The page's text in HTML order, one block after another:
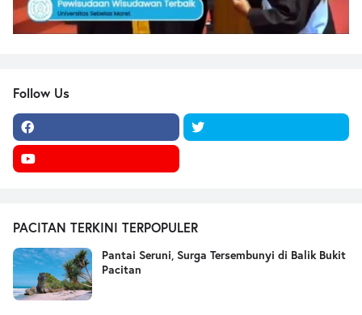
Follow Us
PACITAN TERKINI TERPOPULER
Pantai Seruni, Surga Tersembunyi di Balik Bukit
Pacitan